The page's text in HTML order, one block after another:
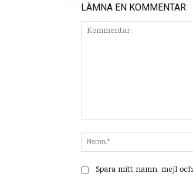
LÄMNA EN KOMMENTAR
Spara mitt namn, mejl